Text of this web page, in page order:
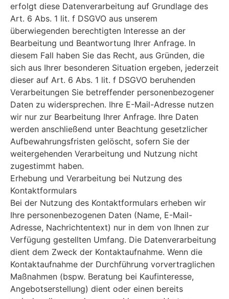
erfolgt diese Datenverarbeitung auf Grundlage des
Art. 6 Abs. 1 lit. f DSGVO aus unserem
überwiegenden berechtigten Interesse an der
Bearbeitung und Beantwortung Ihrer Anfrage. In
diesem Fall haben Sie das Recht, aus Gründen, die
sich aus Ihrer besonderen Situation ergeben, jederzeit
dieser auf Art. 6 Abs. 1 lit. f DSGVO beruhenden
Verarbeitungen Sie betreffender personenbezogener
Daten zu widersprechen. Ihre E-Mail-Adresse nutzen
wir nur zur Bearbeitung Ihrer Anfrage. Ihre Daten
werden anschließend unter Beachtung gesetzlicher
Aufbewahrungsfristen gelöscht, sofern Sie der
weitergehenden Verarbeitung und Nutzung nicht
zugestimmt haben.
Erhebung und Verarbeitung bei Nutzung des
Kontaktformulars
Bei der Nutzung des Kontaktformulars erheben wir
Ihre personenbezogenen Daten (Name, E-Mail-
Adresse, Nachrichtentext) nur in dem von Ihnen zur
Verfügung gestellten Umfang. Die Datenverarbeitung
dient dem Zweck der Kontaktaufnahme. Wenn die
Kontaktaufnahme der Durchführung vorvertraglichen
Maßnahmen (bspw. Beratung bei Kaufinteresse,
Angebotserstellung) dient oder einen bereits